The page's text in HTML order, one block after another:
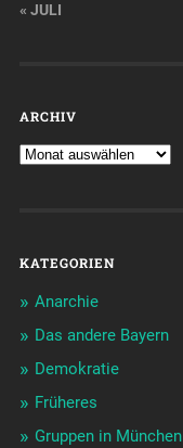
« JULI
ARCHIV
KATEGORIEN
Anarchie
Das andere Bayern
Demokratie
Früheres
Gruppen in München